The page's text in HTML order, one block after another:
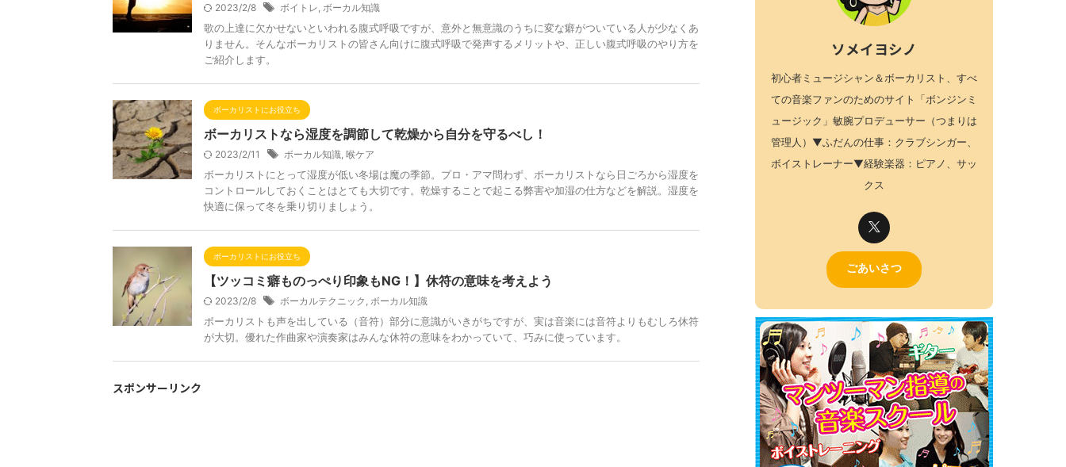
2023/2/8 ボイトレ, ボーカル知識
歌の上達に欠かせないといわれる腹式呼吸ですが、意外と無意識のうちに変な癖がついている人が少なくあ
りません。そんなボーカリストの皆さん向けに腹式呼吸で発声するメリットや、正しい腹式呼吸のやり方を
ご紹介します。
ボーカリストにお役立ち
ボーカリストなら湿度を調節して乾燥から自分を守るべし！
2023/2/11 ボーカル知識, 喉ケア
ボーカリストにとって湿度が低い冬場は魔の季節。プロ・アマ問わず、ボーカリストなら日ごろから湿度を
コントロールしておくことはとても大切です。乾燥することで起こる弊害や加湿の仕方などを解説。湿度を
快適に保って冬を乗り切りましょう。
ボーカリストにお役立ち
【ツッコミ癖ものっぺり印象もNG！】休符の意味を考えよう
2023/2/8 ボーカルテクニック , ボーカル知識
ボーカリストも声を出している（音符）部分に意識がいきがちですが、実は音楽には音符よりもむしろ休符
が大切。優れた作曲家や演奏家はみんな休符の意味をわかっていて、巧みに使っています。
スポンサーリンク
ソメイヨシノ
初心者ミュージシャン＆ボーカリスト、すべ
ての音楽ファンのためのサイト「ボンジンミ
ュージック」敏腕プロデューサー（つまりは
管理人）▼ふだんの仕事：クラブシンガー、
ボイストレーナー▼経験楽器：ピアノ、サッ
クス
ごあいさつ